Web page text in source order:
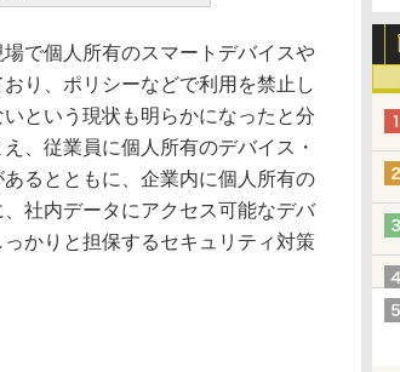
で個人所有のスマートデバイスや
り、ポリシーなどで利用を禁止し
という現状も明らかになったと分
、従業員に個人所有のデバイス・
るとともに、企業内に個人所有の
社内データにアクセス可能なデバ
かりと担保するセキュリティ対策